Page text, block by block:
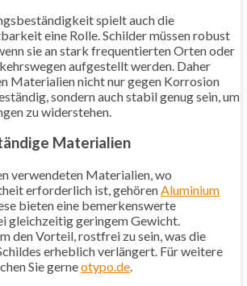
spielt auch die
eine Rolle. Schilder müssen robust
sie an stark frequentierten Orten oder
aufgestellt werden. Daher
Materialien nicht nur gegen Korrosion
sondern auch stabil genug sein, um
zu widerstehen.
Materialien
verwendeten Materialien, wo
erforderlich ist, gehörenAluminium
bieten eine bemerkenswerte
gleichzeitig geringem Gewicht.
den Vorteil, rostfrei zu sein, was die
erheblich verlängert. Für weitere
Sie gerneotypo.de.